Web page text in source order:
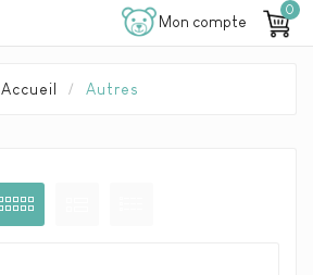
Mon compte
0
Accueil Autres